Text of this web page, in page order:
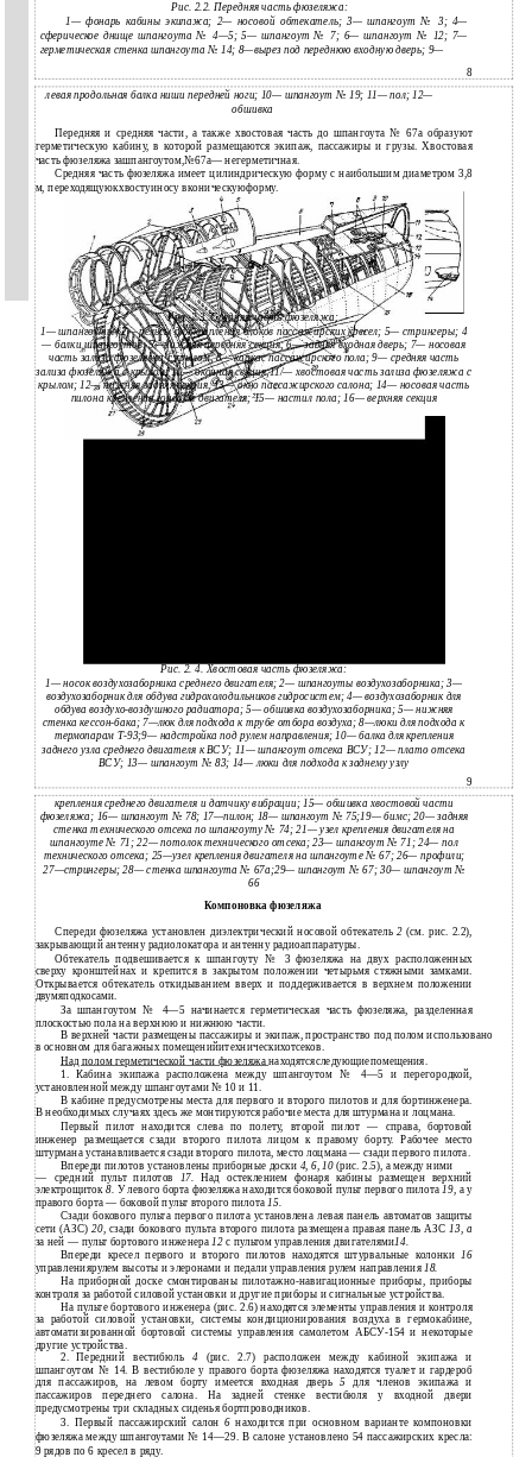
Рис. 2.2. Передняя часть фюзеляжа:
1— фонарь кабины экипажа; 2— носовой обтекатель; 3— шпангоут № 3; 4—
сферическое днище шпангоута № 4—5; 5— шпангоут № 7; 6— шпангоут № 12; 7—
герметическая стенка шпангоута № 14; 8—вырез под переднюю входную дверь; 9—
8
левая продольная балка ниши передней ноги; 10— шпангоут № 19; 11— пол; 12—
обшивка
Передняя и средняя части, а также хвостовая часть до шпангоута № 67а образуют
герметическую кабину, в которой размещаются экипаж, пассажиры и грузы. Хвостовая
часть фюзеляжа зашпангоутом,№67а— негерметичная.
Средняя часть фюзеляжа имеет цилиндрическую форму с наибольшим диаметром 3,8
м, переходящуюкхвостуиносу вконическуюформу.
Рис. 2.3. Средняя часть фюзеляжа:
1— шпангоуты; 2— рельсы для крепления блоков пассажирских кресел; 5— стрингеры; 4
— балки шпангоутов; 5—нижняя передняя секция; 6— задняя входная дверь; 7— носовая
часть зализа фюзеляжа с крылом; 8— каркас пассажирского пола; 9— средняя часть
зализа фюзеляжа с крылом; 10— оконная секция;11/— хвостовая часть зализа фюзеляжа с
крылом; 12— нижняя задняя секция, 13— окно пассажирского салона; 14— носовая часть
пилона крепления гондолы двигателя; 15— настил пола; 16— верхняя секция
Рис. 2. 4. Хвостовая часть фюзеляжа:
1— носок воздухозаборника среднего двигателя; 2— шпангоуты воздухозаборника; 3—
воздухозаборник для обдува гидрохолодильников гидросистем; 4— воздухозаборник для
обдува воздухо-воздушного радиатора; 5— обшивка воздухозаборника; 5— нижняя
стенка кессон-бака; 7—люк для подхода к трубе отбора воздуха; 8—люки для подхода к
термопарам Т-93;9— надстройка под рулем направления; 10— балка для крепления
заднего узла среднего двигателя к ВСУ; 11— шпангоут отсека ВСУ; 12— плато отсека
ВСУ; 13— шпангоут № 83; 14— люки для подхода к заднему узлу
9
крепления среднего двигателя и датчику вибрации; 15— обшивка хвостовой части
фюзеляжа; 16— шпангоут № 78; 17—пилон; 18— шпангоут № 75;19— бимс; 20— задняя
стенка технического отсека по шпангоуту № 74; 21— узел крепления двигателя на
шпангоуте № 71; 22— потолок технического отсека; 23— шпангоут № 71; 24— пол
технического отсека; 25—узел крепления двигателя на шпангоуте № 67; 26— профили;
27—стрингеры; 28— стенка шпангоута № 67а;29— шпангоут № 67; 30— шпангоут №
66
Компоновка фюзеляжа
Спереди фюзеляжа установлен диэлектрический носовой обтекатель2(см. рис. 2.2),
закрывающий антенну радиолокатора и антенну радиоаппаратуры.
Обтекатель подвешивается к шпангоуту № 3 фюзеляжа на двух расположенных
сверху кронштейнах и крепится в закрытом положении четырьмя стяжными замками.
Открывается обтекатель откидыванием вверх и поддерживается в верхнем положении
двумяподкосами.
За шпангоутом № 4—5 начинается герметическая часть фюзеляжа, разделенная
плоскостью пола на верхнюю и нижнюю части.
В верхней части размещены пассажиры и экипаж, пространство под полом использовано
в основном для багажных помещенийитехническихотсеков.
Над полом герметической части фюзеляжанаходятсяследующиепомещения.
1. Кабина экипажа расположена между шпангоутом № 4—5 и перегородкой,
установленной между шпангоутами № 10 и 11.
В кабине предусмотрены места для первого и второго пилотов и для бортинженера.
В необходимых случаях здесь же монтируются рабочие места для штурмана и лоцмана.
Первый пилот находится слева по полету, второй пилот — справа, бортовой
инженер размещается сзади второго пилота лицом к правому борту. Рабочее место
штурмана устанавливается сзади второго пилота, место лоцмана — сзади первого пилота.
Впереди пилотов установлены приборные доски 4, 6, 10(рис. 2.5), а между ними
— средний пульт пилотов 17.Над остеклением фонаря кабины размещен верхний
электрощиток8. У левого борта фюзеляжа находится боковой пульт первого пилота19, а у
правого борта — боковой пульт второго пилота 15.
Сзади бокового пульта первого пилота установлена левая панель автоматов защиты
сети (АЗС)20, сзади бокового пульта второго пилота размещена правая панель АЗС13, а
за ней — пульт бортового инженера12с пультом управления двигателями14.
Впереди кресел первого и второго пилотов находятся штурвальные колонки16
управлениярулем высоты и элеронами и педали управления рулем направления 18.
На приборной доске смонтированы пилотажно-навигационные приборы, приборы
контроля за работой силовой установки и другие приборы и сигнальные устройства.
На пульте бортового инженера (рис. 2.6) находятся элементы управления и контроля
за работой силовой установки, системы кондиционирования воздуха в гермокабине,
автоматизированной бортовой системы управления самолетом АБСУ-154 и некоторые
другие устройства.
2. Передний вестибюль4 (рис. 2.7) расположен между кабиной экипажа и
шпангоутом № 14. В вестибюле у правого борта фюзеляжа находятся туалет и гардероб
для пассажиров, на левом борту имеется входная дверь5для членов экипажа и
пассажиров переднего салона. На задней стенке вестибюля у входной двери
предусмотрены три складных сиденья бортпроводников.
3. Первый пассажирский салон6находится при основном варианте компоновки
фюзеляжа между шпангоутами № 14—29. В салоне установлено 54 пассажирских кресла:
9 рядов по 6 кресел в ряду.